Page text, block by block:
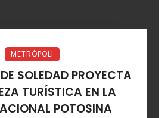
METRÓPOLI
SOLEDAD PROYECTA
TURÍSTICA EN LA
POTOSINA